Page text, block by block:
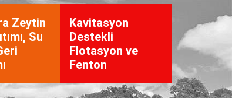
Zeytin
Su
Kavitasyon
Destekli
Flotasyon ve
Fenton